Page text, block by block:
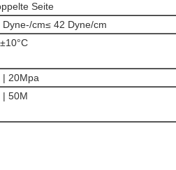
Seite
Dyne-/cm≤ 42 Dyne/cm
| 20Mpa
| 50M